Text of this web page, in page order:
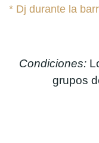
* Dj durante la
Condiciones:
grupos